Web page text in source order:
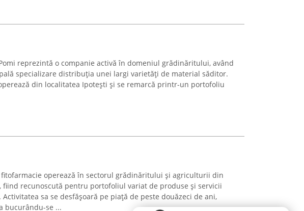
reprezintă o companie activă în domeniul grădinăritului, având
specializare distribuția unei largi varietăți de material săditor.
din localitatea Ipotești și se remarcă printr-un portofoliu
fitofarmacie operează în sectorul grădinăritului și agriculturii din
fiind recunoscută pentru portofoliul variat de produse și servicii
Activitatea sa se desfășoară pe piață de peste douăzeci de ani,
bucurându-se ...